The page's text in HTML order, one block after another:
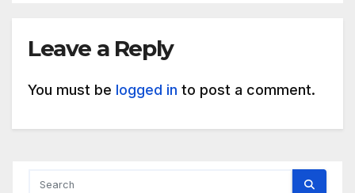
Leave a Reply
You must be logged in to post a comment.